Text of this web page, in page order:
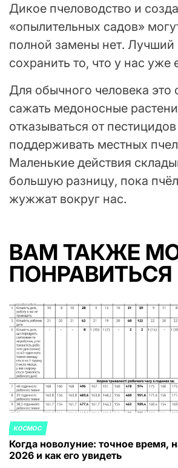
Дикое пчеловодство и
«опылительных садов»
полной замены нет.
сохранить то, что у нас уже
Для обычного человека это
сажать медоносные
отказываться от
поддерживать местных
Маленькие действия
большую разницу, пока
жужжат вокруг нас.
ВАМ ТАКЖЕ
ПОНРАВИТЬСЯ
ОПУБЛИКОВАНО
В
КОСМОС
Когда новолуние: точное время,
2026 и как его увидеть